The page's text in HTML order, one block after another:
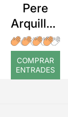
Pere
Arquillué
: Coral
romput
COMPRAR
ENTRADES